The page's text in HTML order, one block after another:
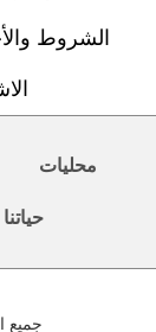
الشروط
محليات
حياتنا
جميع